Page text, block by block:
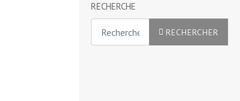
RECHERCHE
RECHERCHER